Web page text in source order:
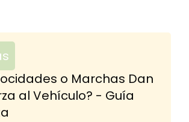
o Marchas Dan
al Vehículo? - Guía